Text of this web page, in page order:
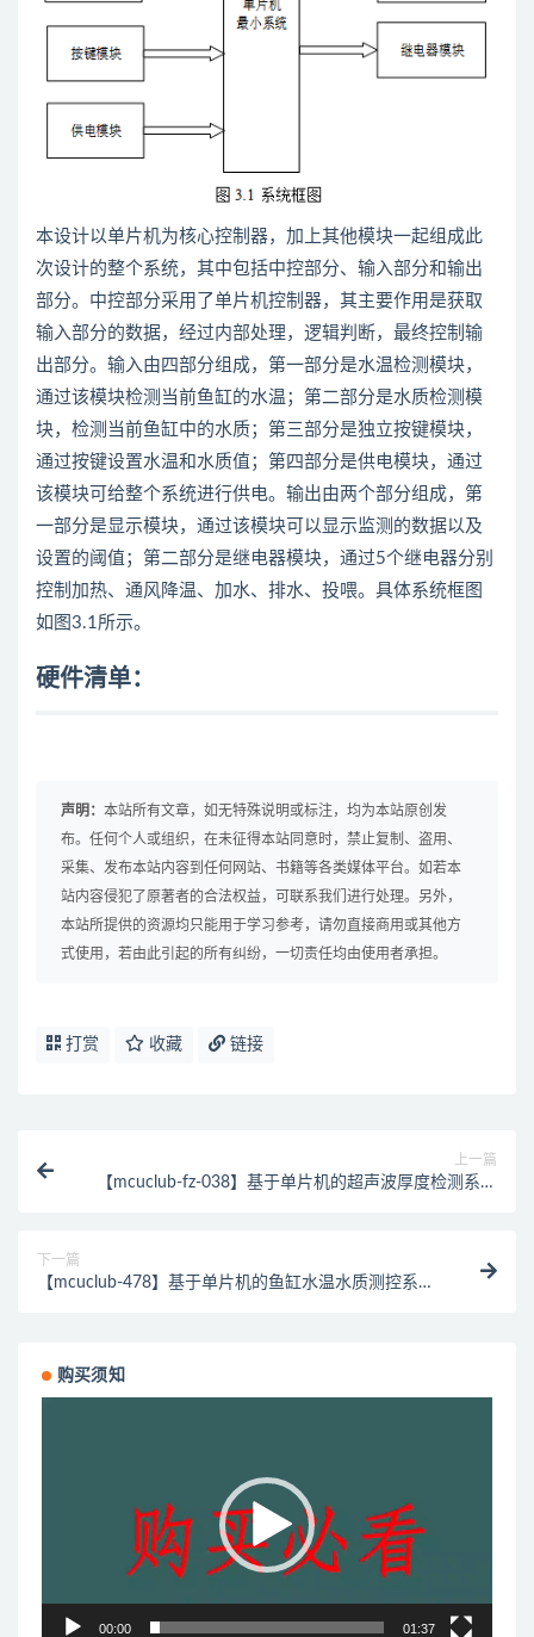
本设计以单片机为核心控制器，加上其他模块一起组成此
次设计的整个系统，其中包括中控部分、输入部分和输出
部分。中控部分采用了单片机控制器，其主要作用是获取
输入部分的数据，经过内部处理，逻辑判断，最终控制输
出部分。输入由四部分组成，第一部分是水温检测模块，
通过该模块检测当前鱼缸的水温；第二部分是水质检测模
块，检测当前鱼缸中的水质；第三部分是独立按键模块，
通过按键设置水温和水质值；第四部分是供电模块，通过
该模块可给整个系统进行供电。输出由两个部分组成，第
一部分是显示模块，通过该模块可以显示监测的数据以及
设置的阈值；第二部分是继电器模块，通过5个继电器分别
控制加热、通风降温、加水、排水、投喂。具体系统框图
如图3.1所示。
硬件清单：
声明： 本站所有文章，如无特殊说明或标注，均为本站原创发
布。任何个人或组织，在未征得本站同意时，禁止复制、盗用、
采集、发布本站内容到任何网站、书籍等各类媒体平台。如若本
站内容侵犯了原著者的合法权益，可联系我们进行处理。另外，
本站所提供的资源均只能用于学习参考，请勿直接商用或其他方
式使用，若由此引起的所有纠纷，一切责任均由使用者承担。
打赏 收藏 链接
上一篇
【mcuclub-fz-038】基于单片机的超声波厚度检测系统
下一篇
【mcuclub-478】基于单片机的鱼缸水温水质测控系统
购买须知
00:00 01:37